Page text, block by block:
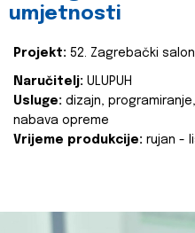
umjetnosti
Projekt: 52. Zagrebački salon
Naručitelj: ULUPUH
Usluge: dizajn, programiranje,
nabava opreme
Vrijeme produkcije: rujan -